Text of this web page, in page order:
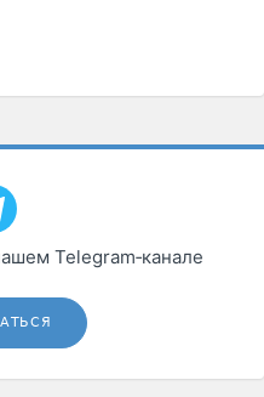
Telegram‑канале